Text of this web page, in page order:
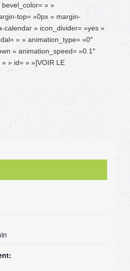
» »
top= »0px » margin-
calendar » icon_divider= »yes »
» » animation_type= »0″
» animation_speed= »0.1″
» id= » »]VOIR LE